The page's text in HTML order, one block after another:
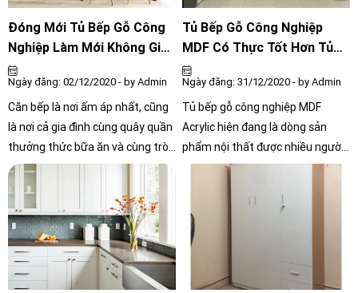
lạnh, giường ngủ có ngăn kéo để
chứa đồ,...
gia đình lo lắng và băn khoăn
Đóng Mới Tủ Bếp Gỗ Công
Nghiệp Làm Mới Không Gian
Nhà Bếp
Ngày đăng: 02/12/2020 - by Admin
Căn bếp là nơi ấm áp nhất, cũng
là nơi cả gia đình cùng quây quần
thưởng thức bữa ăn và cùng trò
chuyện. Theo quan niệm dân
gian, bếp là nơi ở của ông bà Táo
- người mang tài lộc và vận may
đến cho gia chủ. Theo nghiên
cứu khoa học, bếp là nơi gia đình
cùng quây quần bên nhau và chia
sẻ mọi thứ, bữa ăn có vui vẻ ấm
Tủ Bếp Gỗ Công Nghiệp
MDF Có Thực Tốt Hơn Tủ
Bếp Gỗ Tự Nhiên
Ngày đăng: 31/12/2020 - by Admin
Tủ bếp gỗ công nghiệp MDF
Acrylic hiện đang là dòng sản
phẩm nội thất được nhiều người
yêu thích ưa dùng. Dòng sản
tính thẩm mỹ cao, độ bền theo
thời gian và mang phong cách
hiện đại. Vậy nó có gì tốt hơn so
với tủ bếp gỗ tự nhiên? Hãy cùng
tìm câu trả lời ngay dưới bài viết